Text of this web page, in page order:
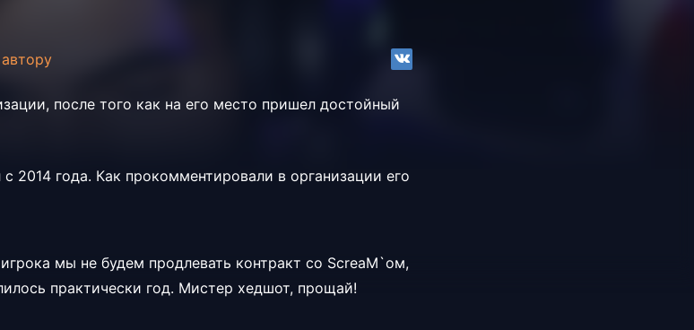
автору
после того как на его место пришел достойный
2014 года. Как прокомментировали в организации его
мы не будем продлевать контракт со ScreaM`ом,
практически год. Мистер хедшот, прощай!